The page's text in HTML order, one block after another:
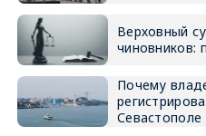
Верховный
чиновников:
Почему
Севастополе